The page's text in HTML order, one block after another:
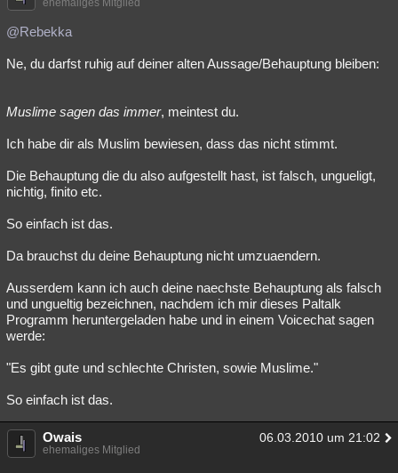
@Rebekka
Ne, du darfst ruhig auf deiner alten Aussage/Behauptung bleiben:
Muslime sagen das immer, meintest du.
Ich habe dir als Muslim bewiesen, dass das nicht stimmt.
Die Behauptung die du also aufgestellt hast, ist falsch, ungueligt,
nichtig, finito etc.
So einfach ist das.
Da brauchst du deine Behauptung nicht umzuaendern.
Ausserdem kann ich auch deine naechste Behauptung als falsch
und ungueltig bezeichnen, nachdem ich mir dieses Paltalk
Programm heruntergeladen habe und in einem Voicechat sagen
werde:
"Es gibt gute und schlechte Christen, sowie Muslime."
So einfach ist das.
Owais 06.03.2010 um 21:02
ehemaliges Mitglied